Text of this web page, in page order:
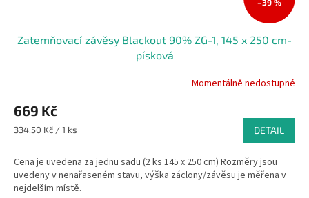
Zatemňovací závěsy Blackout 90% ZG-1, 145 x 250 cm-
písková
Momentálně nedostupné
669 Kč
Měrná
334,50 Kč / 1 ks DETAIL
Cena je uvedena za jednu sadu (2 ks 145 x 250 cm) Rozměry jsou
uvedeny v nenařaseném stavu, výška záclony/závěsu je měřena v
nejdelším místě.